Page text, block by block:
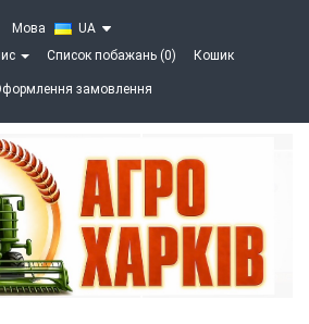
Мова
UA
Список побажань (0) Кошик
замовлення